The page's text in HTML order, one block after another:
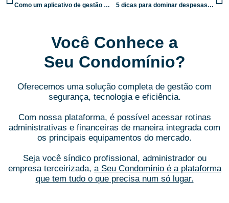
Como um aplicativo de gestão condominial melhora a comunicação 5 dicas para dominar despesas condominiais
Você Conhece a
Seu Condomínio?
Oferecemos uma solução completa de gestão com
segurança, tecnologia e eficiência.
Com nossa plataforma, é possível acessar rotinas
administrativas e financeiras de maneira integrada com
os principais equipamentos do mercado.
Seja você síndico profissional, administrador ou
empresa terceirizada, a Seu Condomínio é a plataforma
que tem tudo o que precisa num só lugar.